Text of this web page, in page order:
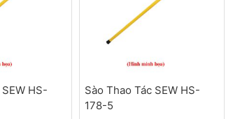
HS-
Sào Thao Tác SEW HS-
178-5